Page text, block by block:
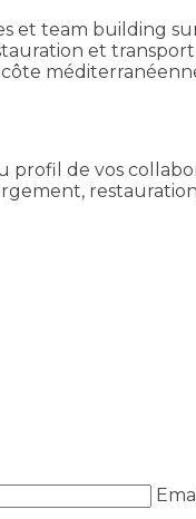
et team building
et
profil de vos